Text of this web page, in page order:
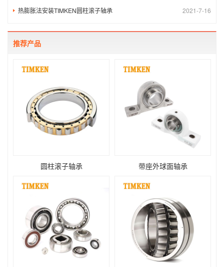
2021-7-16
热膨胀法安装TIMKEN圆柱滚子轴承
推荐产品
​圆柱滚子轴承 ​带座外球面轴承